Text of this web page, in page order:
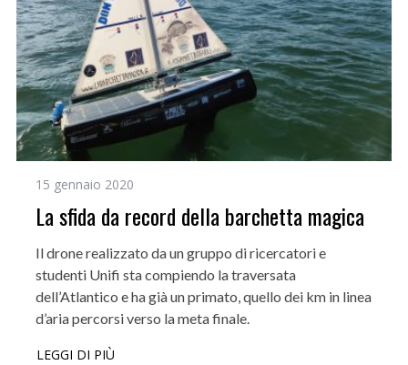
15 gennaio 2020
La sfida da record della barchetta magica
Il drone realizzato da un gruppo di ricercatori e
studenti Unifi sta compiendo la traversata
dell’Atlantico e ha già un primato, quello dei km in linea
d’aria percorsi verso la meta finale.
LEGGI DI PIÙ